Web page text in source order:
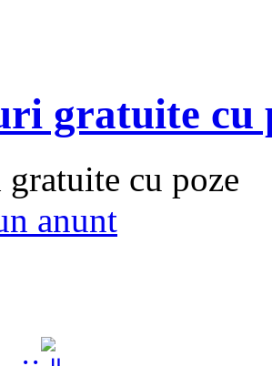
gratuite cu
cu poze
anunt